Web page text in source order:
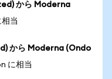
から Moderna
当
から Moderna (Ondo
に相当